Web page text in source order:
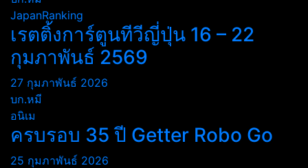
JapanRanking
เรตติ้งการ์ตูนทีวีญี่ปุ่น 16 – 22
กุมภาพันธ์ 2569
27 กุมภาพันธ์ 2026
บก.หมี
อนิเม
ครบรอบ 35 ปี Getter Robo Go
25 กุมภาพันธ์ 2026